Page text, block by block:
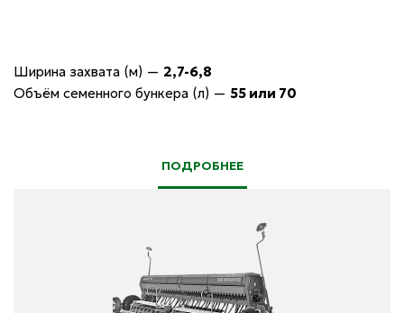
Ширина захвата (м) — 2,7-6,8
Объём семенного бункера (л) — 55 или 70
ПОДРОБНЕЕ